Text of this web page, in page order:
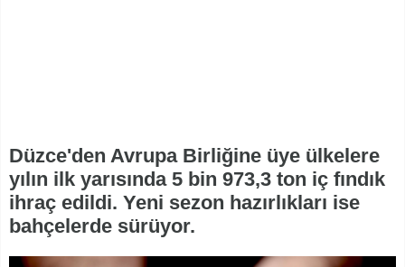
Düzce'den Avrupa Birliğine üye ülkelere
yılın ilk yarısında 5 bin 973,3 ton iç fındık
ihraç edildi. Yeni sezon hazırlıkları ise
bahçelerde sürüyor.